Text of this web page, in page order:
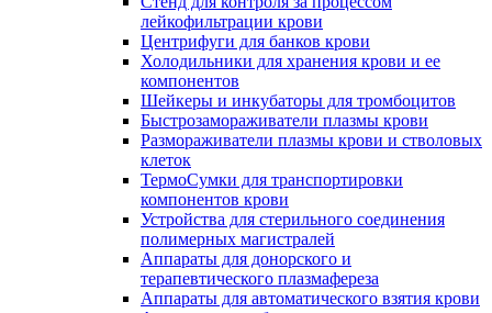
лейкофильтрации крови
Центрифуги для банков крови
Холодильники для хранения крови и ее
компонентов
Шейкеры и инкубаторы для тромбоцитов
Быстрозамораживатели плазмы крови
Размораживатели плазмы крови и стволовых
клеток
ТермоСумки для транспортировки
компонентов крови
Устройства для стерильного соединения
полимерных магистралей
Аппараты для донорского и
терапевтического плазмафереза
Аппараты для автоматического взятия крови